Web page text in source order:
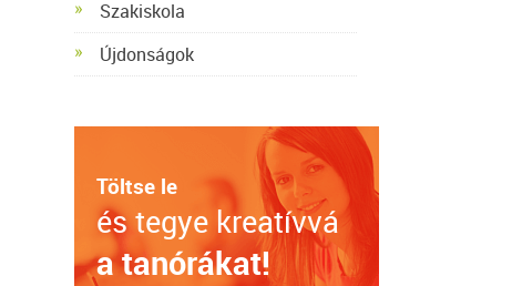
Szakiskola
Újdonságok
Töltse le
és tegye kreatívvá
a tanórákat!